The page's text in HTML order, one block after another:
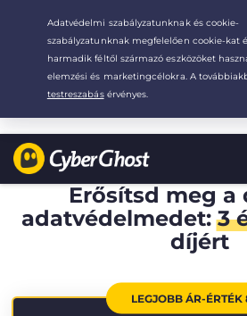
Your choice:The Best Dealfor
/month
Erősítsd meg a
adatvédelmedet:3
díjért
LEGJOBB ÁR-ÉRTÉK